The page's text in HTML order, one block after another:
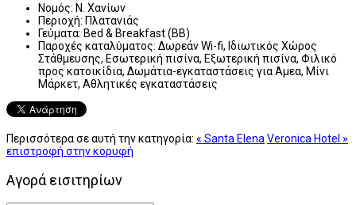
Νομός: Ν. Χανίων
Περιοχή: Πλατανιάς
Γεύματα: Bed & Breakfast (BB)
Παροχές καταλύματος: Δωρεάν Wi-fi, Ιδιωτικός Χώρος
Στάθμευσης, Εσωτερική πισίνα, Εξωτερική πισίνα, Φιλικό
προς κατοικίδια, Δωμάτια-εγκαταστάσεις για Αμεα, Μίνι
Μάρκετ, Αθλητικές εγκαταστάσεις
Περισσότερα σε αυτή την κατηγορία: « Santa Elena Veronica Hotel »
επιστροφή στην κορυφή
Αγορά εισιτηρίων